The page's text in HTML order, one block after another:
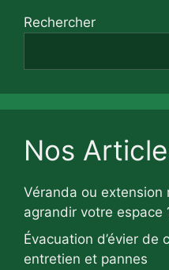
Rechercher
Nos
Véranda ou extension
agrandir votre espace
Évacuation d’évier de
entretien et pannes